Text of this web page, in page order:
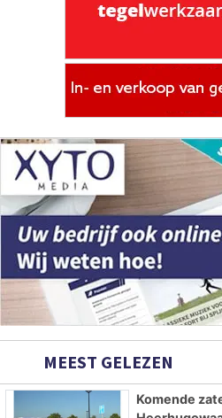
MEEST GELEZEN
Komende